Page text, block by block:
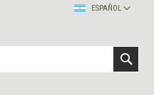
ESPAÑOL